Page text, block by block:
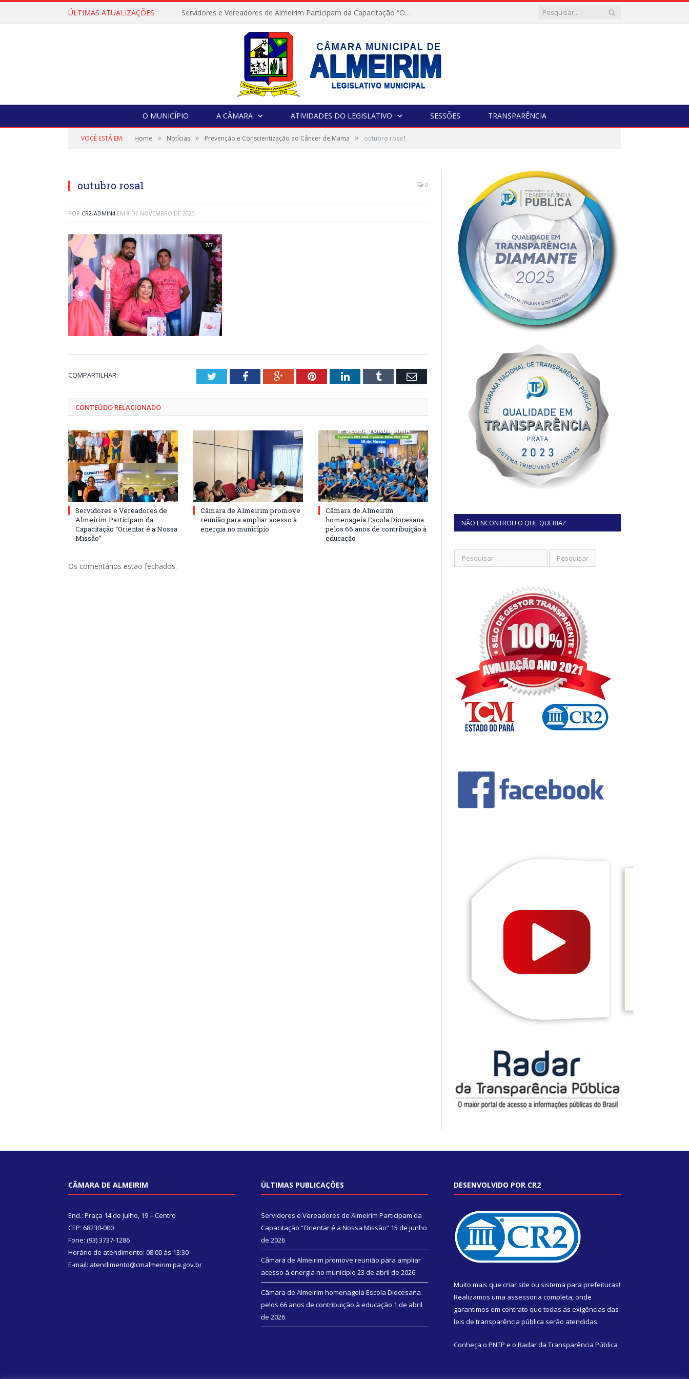
ÚLTIMAS ATUALIZAÇÕES: Servidores e Vereadores de Almeirim Participam da Capacitação “Orientar é a Nossa Missão”
O MUNICÍPIO A CÂMARA ATIVIDADES DO LEGISLATIVO SESSÕES TRANSPARÊNCIA
VOCÊ ESTÁ EM: Home » Notícias » Prevenção e Conscientização ao Câncer de Mama » outubro rosa1
outubro rosa1 0
POR CR2-ADMIN4 EM 8 DE NOVEMBRO DE 2023
COMPARTILHAR: TwitterFacebookGoogle+PinterestLinkedInTumblr Email
CONTEÚDO RELACIONADO
Servidores e Vereadores de
Almeirim Participam da
Capacitação “Orientar é a Nossa
Missão”
Câmara de Almeirim promove
reunião para ampliar acesso à
energia no município
Câmara de Almeirim
homenageia Escola Diocesana
pelos 66 anos de contribuição à
educação
Os comentários estão fechados.
NÃO ENCONTROU O QUE QUERIA?
CÂMARA DE ALMEIRIM
End.: Praça 14 de Julho, 19 – Centro
CEP: 68230-000
Fone: (93) 3737-1286
Horário de atendimento: 08:00 às 13:30
E-mail: atendimento@cmalmeirim.pa.gov.br
ÚLTIMAS PUBLICAÇÕES
Servidores e Vereadores de Almeirim Participam da
Capacitação “Orientar é a Nossa Missão” 15 de junho
de 2026
Câmara de Almeirim promove reunião para ampliar
acesso à energia no município 23 de abril de 2026
Câmara de Almeirim homenageia Escola Diocesana
pelos 66 anos de contribuição à educação 1 de abril
de 2026
DESENVOLVIDO POR CR2
Muito mais que criar site ou sistema para prefeituras!
Realizamos uma assessoria completa, onde
garantimos em contrato que todas as exigências das
leis de transparência pública serão atendidas.
Conheça o PNTP e o Radar da Transparência Pública